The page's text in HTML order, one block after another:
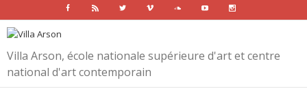
Facebook Rss Twitter Vimeo SoundcloudYoutube
Villa Arson, école nationale supérieure d'art et centre
national d'art contemporain